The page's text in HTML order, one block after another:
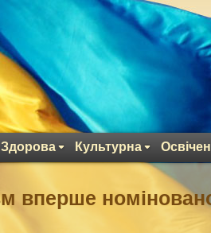
Здорова Культурна
вперше